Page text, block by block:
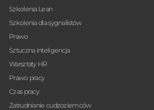
Szkolenia Lean
Szkolenia dla sygnalistów
Prawo
Sztuczna inteligencja
Warsztaty HR
Prawo pracy
Czas pracy
Zatrudnianie cudzoziemców